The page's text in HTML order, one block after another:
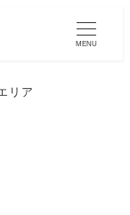
MENU
リア